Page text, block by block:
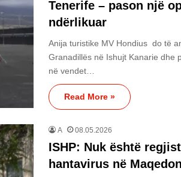
Tenerife – pason një
ndërlikuar
Anija turistike MV Hondius do të
Granadillës në Ishujt Kanarie dhe
në vendet…
Read More »
A 08.05.2026
ISHP: Nuk është
hantavirus në